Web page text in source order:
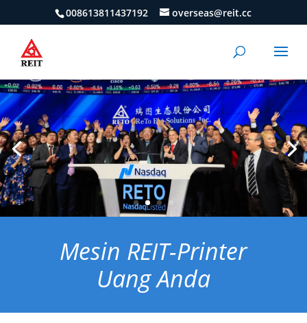
008613811437192 overseas@reit.cc
Mesin REIT-Printer
Uang Anda